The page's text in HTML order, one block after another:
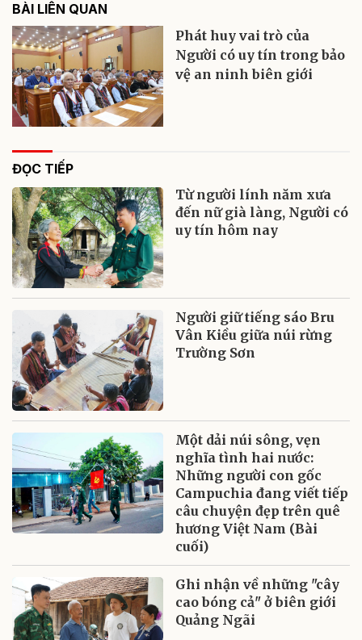
BÀI LIÊN QUAN
Phát huy vai trò của
Người có uy tín trong bảo
vệ an ninh biên giới
ĐỌC TIẾP
Từ người lính năm xưa
đến nữ già làng, Người có
uy tín hôm nay
Người giữ tiếng sáo Bru
Vân Kiều giữa núi rừng
Trường Sơn
Một dải núi sông, vẹn
nghĩa tình hai nước:
Những người con gốc
Campuchia đang viết tiếp
câu chuyện đẹp trên quê
hương Việt Nam (Bài
cuối)
Ghi nhận về những "cây
cao bóng cả" ở biên giới
Quảng Ngãi